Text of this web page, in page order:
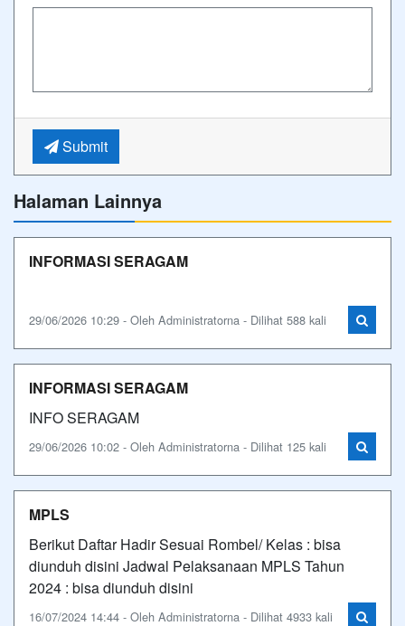
Submit
Halaman Lainnya
INFORMASI SERAGAM
29/06/2026 10:29 - Oleh Administratorna - Dilihat 588 kali
INFORMASI SERAGAM
INFO SERAGAM
29/06/2026 10:02 - Oleh Administratorna - Dilihat 125 kali
MPLS
Berikut Daftar Hadir Sesuai Rombel/ Kelas : bisa
diunduh disini Jadwal Pelaksanaan MPLS Tahun
2024 : bisa diunduh disini
16/07/2024 14:44 - Oleh Administratorna - Dilihat 4933 kali